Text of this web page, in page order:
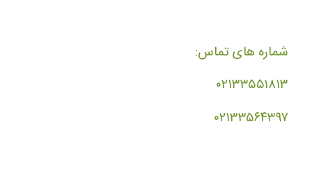
شماره های تماس:
۰۲۱۳۳۵۵۱۸۱۳
۰۲۱۳۳۵۶۴۳۹۷